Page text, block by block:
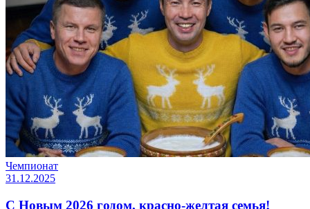
Чемпионат
31.12.2025
С Новым 2026 годом, красно-желтая семья!